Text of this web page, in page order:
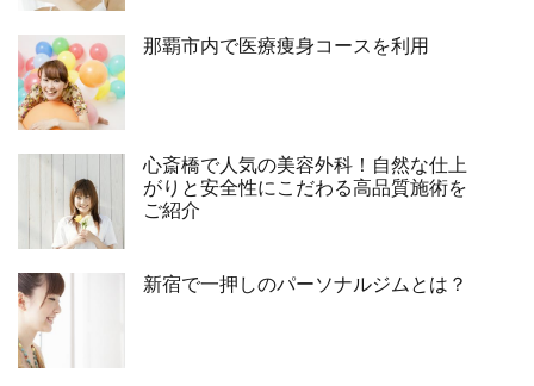
那覇市内で医療痩身コースを利用
心斎橋で人気の美容外科！自然な仕上
がりと安全性にこだわる高品質施術を
ご紹介
新宿で一押しのパーソナルジムとは？